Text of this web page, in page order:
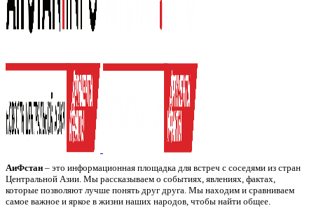
АиФстан – это информационная площадка для встреч с соседями из стран
Центральной Азии. Мы рассказываем о событиях, явлениях, фактах,
которые позволяют лучше понять друг друга. Мы находим и сравниваем
самое важное и яркое в жизни наших народов, чтобы найти общее.